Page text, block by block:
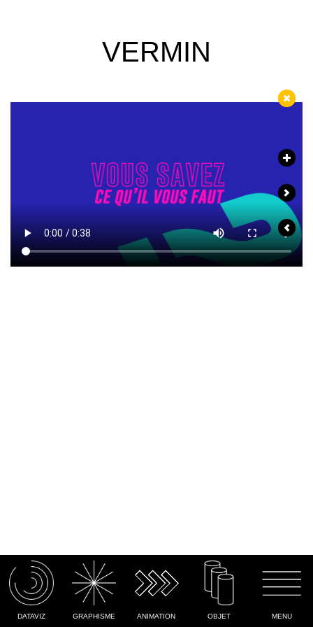
DATAVIZ GRAPHISME ANIMATION OBJET MENU
ACCUEIL
VERMIN